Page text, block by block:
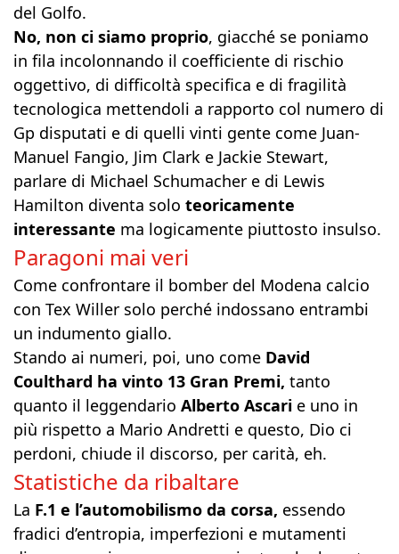
del Golfo.
No, non ci siamo proprio, giacché se poniamo
in fila incolonnando il coefficiente di rischio
oggettivo, di difficoltà specifica e di fragilità
tecnologica mettendoli a rapporto col numero di
Gp disputati e di quelli vinti gente come Juan-
Manuel Fangio, Jim Clark e Jackie Stewart,
parlare di Michael Schumacher e di Lewis
Hamilton diventa solo teoricamente
interessante ma logicamente piuttosto insulso.
Paragoni mai veri
Come confrontare il bomber del Modena calcio
con Tex Willer solo perché indossano entrambi
un indumento giallo.
Stando ai numeri, poi, uno come David
Coulthard ha vinto 13 Gran Premi, tanto
quanto il leggendario Alberto Ascari e uno in
più rispetto a Mario Andretti e questo, Dio ci
perdoni, chiude il discorso, per carità, eh.
Statistiche da ribaltare
La F.1 e l’automobilismo da corsa, essendo
fradici d’entropia, imperfezioni e mutamenti